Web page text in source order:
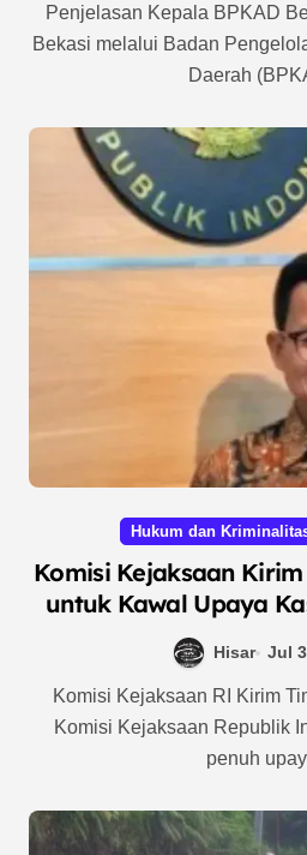
Penjelasan Kepala BPKAD Bekasi Pemerintah Kota
Bekasi melalui Badan
Daerah
Hukum dan
Komisi Kejaksaan
untuk Kawal Upaya
Ronald
Hisar Jul
Komisi Kejaksaan RI Kirim Tim Supervisi Jakarta –
Komisi Kejaksaan Republik
penuh